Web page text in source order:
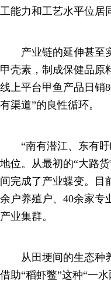
工能力和工艺水平位居
产业链的延伸甚至实
甲壳素，制成保健品原
线上平台甲鱼产品日销
有渠道”的良性循环。
“南有潜江、东有盱
地位。从最初的“大路
间完成了产业蝶变。目
余户养殖户、40余家专
产业集群。
从田埂间的生态种养
借助“稻虾鳖”这种“一